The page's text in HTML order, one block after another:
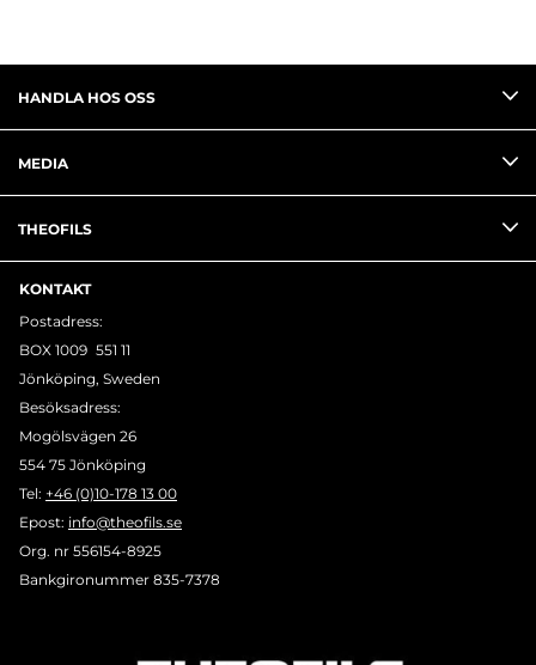
HANDLA HOS OSS
MEDIA
THEOFILS
KONTAKT
Postadress:
BOX 1009 551 11
Jönköping, Sweden
Besöksadress:
Mogölsvägen 26
554 75 Jönköping
Tel: +46 (0)10-178 13 00
Epost: info@theofils.se
Org. nr 556154-8925
Bankgironummer 835-7378